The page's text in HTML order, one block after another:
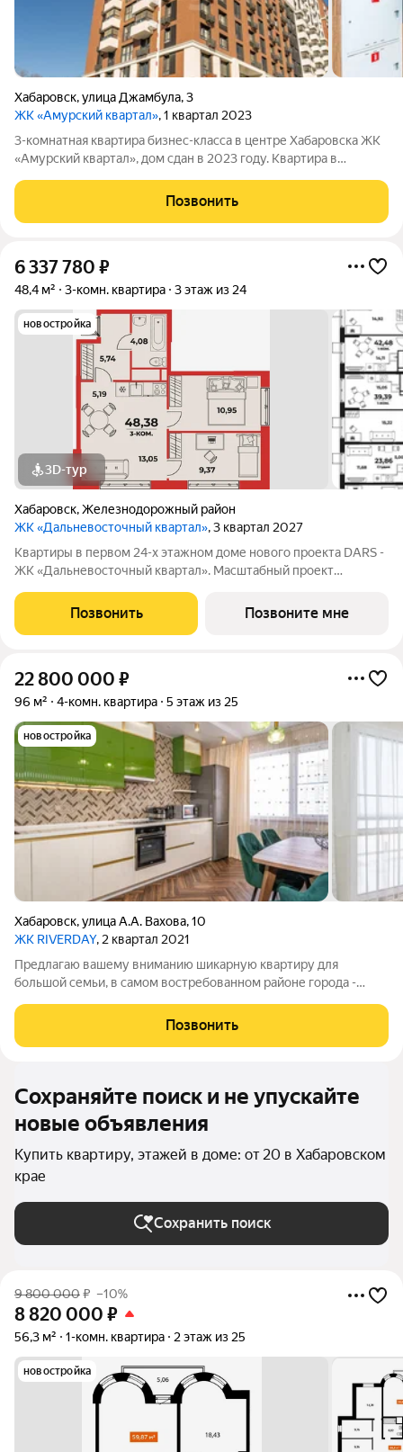
Хабаровск,улица Джамбула,3
ЖК «Амурский квартал», 1 квартал 2023
3-комнатная квартира бизнес-класса в центре Хабаровска ЖК
«Амурский квартал», дом сдан в 2023 году. Квартира в
Площадь и планировка 90,1 м 7 этаж из 13 2 секция
Планировка: Кухня-гостиная 24,7 м
Позвонить
6 337 780 ₽
48,4 м² 3-комн. квартира 3 этаж из 24
новостройка
3D-тур
Хабаровск,Железнодорожный район
ЖК «Дальневосточный квартал», 3 квартал 2027
Квартиры в первом 24-х этажном доме нового проекта DARS -
ЖК «Дальневосточный квартал». Масштабный проект
представление о доступном и комфортном жилье в
Хабаровске. Это не просто точечная застройка, а
Позвонить Позвоните мне
22 800 000 ₽
96 м² 4-комн. квартира 5 этаж из 25
новостройка
Хабаровск,улица А.А. Вахова,10
ЖК RIVERDAY, 2 квартал 2021
Предлагаю вашему вниманию шикарную квартиру для
большой семьи, в самом востребованном районе города -
комнаты, родительская спальня, гостиная, большая
изолированная кухня, гардеробная, 2
Позвонить
Сохраняйте поиск и не упускайте
новые объявления
Купить квартиру, этажей в доме: от 20 в Хабаровском
крае
Сохранить поиск
9 800 000₽ –10%
8 820 000 ₽
56,3 м² 1-комн. квартира 2 этаж из 25
новостройка